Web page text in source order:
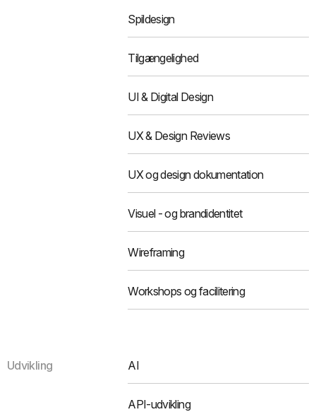
Spildesign
Tilgængelighed
UI & Digital Design
UX & Design Reviews
UX og design dokumentation
Visuel - og brandidentitet
Wireframing
Workshops og facilitering
Udvikling AI
API-udvikling